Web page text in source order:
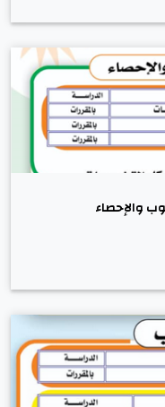
والإحصاء